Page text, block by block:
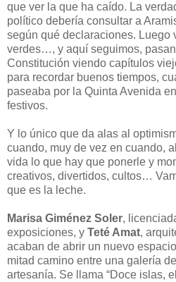
que ver la que ha caído. La
político debería consultar a
según qué declaraciones. Luego
verdes…, y aquí seguimos,
Constitución viendo capítulos
para recordar buenos tiempos,
paseaba por la Quinta Avenida
festivos.
Y lo único que da alas al
cuando, muy de vez en cuando,
vida lo que hay que ponerle y
creativos, divertidos, cultos…
que es la leche.
Marisa Giménez Soler,
exposiciones, y Teté Amat,
acaban de abrir un nuevo
mitad camino entre una galería
artesanía. Se llama “Doce islas,